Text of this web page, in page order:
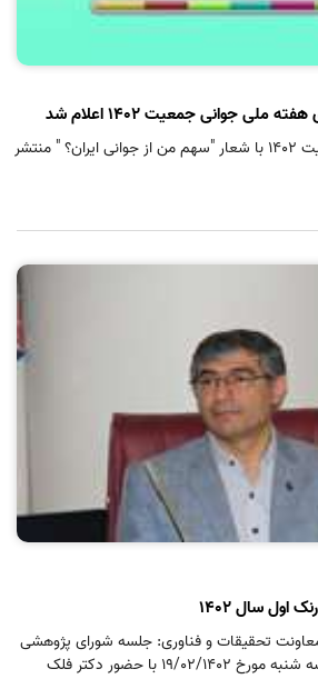
جوانی جمعیت 1402 اعلام شد
روزشمار هفته ملی جمعیت ۱۴۰۲ با شعار "سهم من از جوانی ایران؟ " منتشر
سال 1402
تحقیقات و فناوری: جلسه شورای پژوهشی
رنک اول سال 1402 روز سه شنبه مورخ 19/02/1402 با حضور دکتر فلک